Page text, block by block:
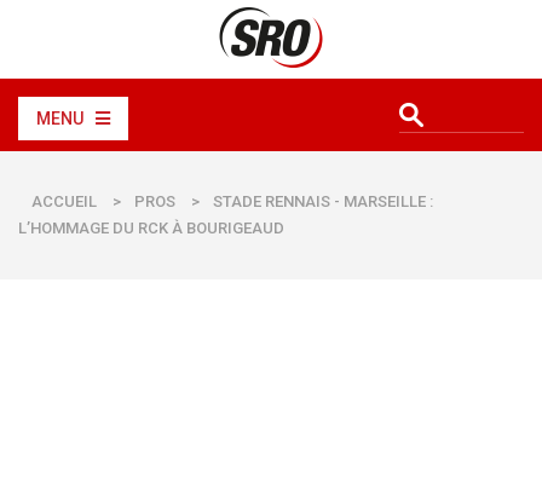
MENU
ACCUEIL > PROS >
STADE RENNAIS - MARSEILLE :
L’HOMMAGE DU RCK À BOURIGEAUD